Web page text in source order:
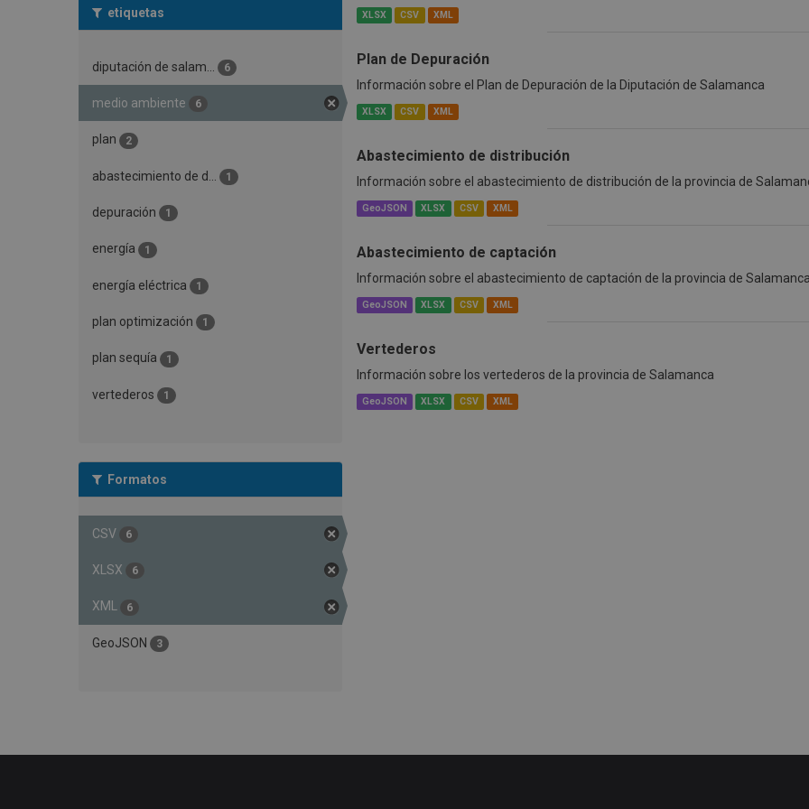
etiquetas
diputación de salam... 6
medio ambiente 6
plan 2
abastecimiento de d... 1
depuración 1
energía 1
energía eléctrica 1
plan optimización 1
plan sequía 1
vertederos 1
Formatos
CSV 6
XLSX 6
XML 6
GeoJSON 3
XLSX CSV XML
Plan de Depuración
Información sobre el Plan de Depuración de la Diputación de Salamanca
XLSX CSV XML
Abastecimiento de distribución
Información sobre el abastecimiento de distribución de la provincia de
GeoJSON XLSX CSV XML
Abastecimiento de captación
Información sobre el abastecimiento de captación de la provincia de
GeoJSON XLSX CSV XML
Vertederos
Información sobre los vertederos de la provincia de Salamanca
GeoJSON XLSX CSV XML